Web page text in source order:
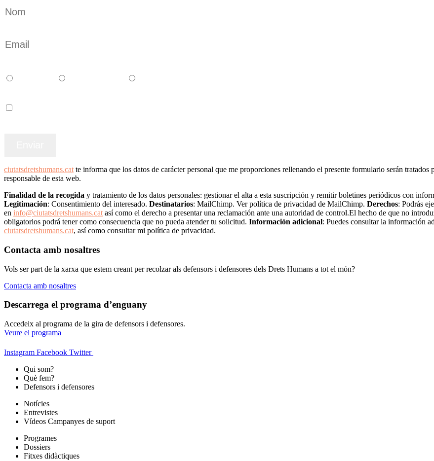
ciutatsdretshumans.cat te informa que los datos de carácter personal que me proporciones rellenando el presente formulario serán
responsable de esta web.
Finalidad de la recogida y tratamiento de los datos personales: gestionar el alta a esta suscripción y remitir boletines periódicos con
Legitimación: Consentimiento del interesado. Destinatarios: MailChimp. Ver política de privacidad de MailChimp. Derechos: Podrás
en info@ciutatsdretshumans.cat así como el derecho a presentar una reclamación ante una autoridad de control.El hecho de que no
obligatorios podrá tener como consecuencia que no pueda atender tu solicitud. Información adicional: Puedes consultar la información
ciutatsdretshumans.cat, así como consultar mi política de privacidad.
Contacta amb nosaltres
Vols ser part de la xarxa que estem creant per recolzar als defensors i defensores dels Drets Humans a tot el món?
Contacta amb nosaltres
Descarrega el programa d’enguany
Accedeix al programa de la gira de defensors i defensores.
Veure el programa
Instagram Facebook Twitter
Qui som?
Què fem?
Defensors i defensores
Notícies
Entrevistes
Vídeos Campanyes de suport
Programes
Dossiers
Fitxes didàctiques